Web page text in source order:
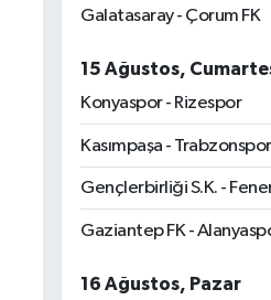
Galatasaray - Çorum FK
15 Ağustos,
Konyaspor - Rizespor
Kasımpaşa - Trabzonspor
Gençlerbirliği S.K. -
Gaziantep FK -
16 Ağustos, Pazar